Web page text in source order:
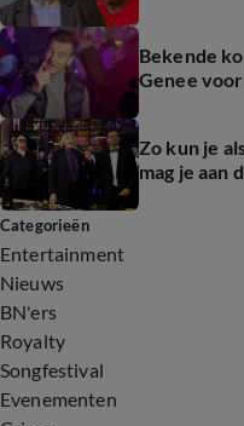
Bekende
Genee
Zo kun je
mag je aan
Categorieën
Entertainment
Nieuws
BN'ers
Royalty
Songfestival
Evenementen